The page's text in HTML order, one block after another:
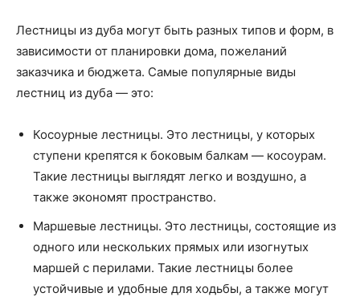
Лестницы из дуба могут быть разных типов и форм, в
зависимости от планировки дома, пожеланий
заказчика и бюджета. Самые популярные виды
лестниц из дуба — это:
Косоурные лестницы. Это лестницы, у которых
ступени крепятся к боковым балкам — косоурам.
Такие лестницы выглядят легко и воздушно, а
также экономят пространство.
Маршевые лестницы. Это лестницы, состоящие из
одного или нескольких прямых или изогнутых
маршей с перилами. Такие лестницы более
устойчивые и удобные для ходьбы, а также могут